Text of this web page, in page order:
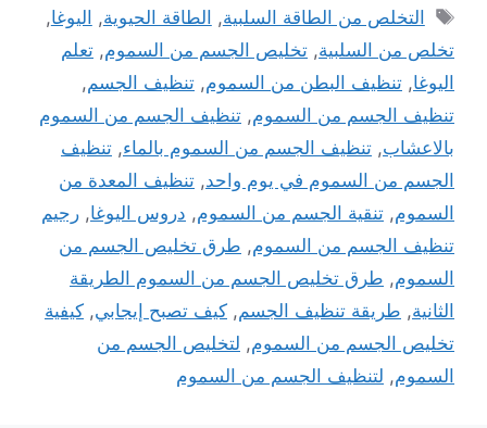
الوسوم
التخلص من الطاقة السلبية, الطاقة الحيوية, اليوغا,
تخلص من السلبية, تخليص الجسم من السموم, تعلم
اليوغا, تنظيف البطن من السموم, تنظيف الجسم,
تنظيف الجسم من السموم, تنظيف الجسم من السموم
بالاعشاب, تنظيف الجسم من السموم بالماء, تنظيف
الجسم من السموم في يوم واحد, تنظيف المعدة من
السموم, تنقية الجسم من السموم, دروس اليوغا, رجيم
تنظيف الجسم من السموم, طرق تخليص الجسم من
السموم, طرق تخليص الجسم من السموم الطريقة
الثانية, طريقة تنظيف الجسم, كيف تصبح إيجابي, كيفية
تخليص الجسم من السموم, لتخليص الجسم من
السموم, لتنظيف الجسم من السموم